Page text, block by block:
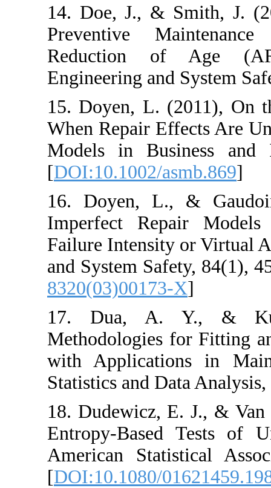
14. Doe, J., &
Preventive
Reduction
Engineering and
15. Doyen, L.
When Repair
Models in
[DOI:10.1002/
16. Doyen, L.,
Imperfect
Failure Intensity
and System
8320(03)00173-X
17. Dua, A.
Methodologies
with
Statistics and
18. Dudewicz,
Entropy-Based
American
[DOI:10.1080/